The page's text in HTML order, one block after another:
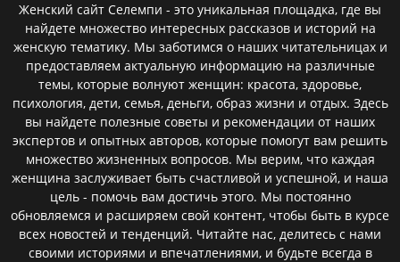
Женский сайт Селемпи - это уникальная площадка, где вы
найдете множество интересных рассказов и историй на
женскую тематику. Мы заботимся о наших читательницах и
предоставляем актуальную информацию на различные
темы, которые волнуют женщин: красота, здоровье,
психология, дети, семья, деньги, образ жизни и отдых. Здесь
вы найдете полезные советы и рекомендации от наших
экспертов и опытных авторов, которые помогут вам решить
множество жизненных вопросов. Мы верим, что каждая
женщина заслуживает быть счастливой и успешной, и наша
цель - помочь вам достичь этого. Мы постоянно
обновляемся и расширяем свой контент, чтобы быть в курсе
всех новостей и тенденций. Читайте нас, делитесь с нами
своими историями и впечатлениями, и будьте всегда в